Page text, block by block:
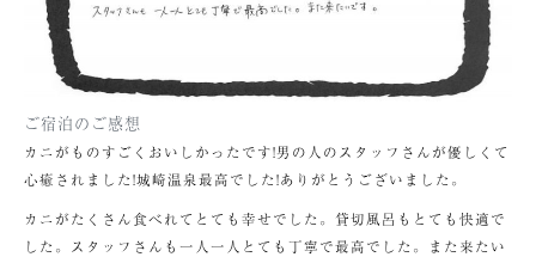
ご宿泊のご感想
カニがものすごくおいしかったです!男の人のスタッフさんが優しくて
心癒されました!城崎温泉最高でした!ありがとうございました。
カニがたくさん食べれてとても幸せでした。貸切風呂もとても快適で
した。スタッフさんも一人一人とても丁寧で最高でした。また来たい